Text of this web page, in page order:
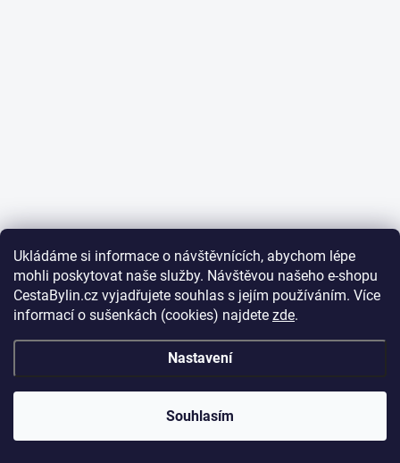
Ukládáme si informace o návštěvnících, abychom lépe
mohli poskytovat naše služby. Návštěvou našeho e-shopu
CestaBylin.cz vyjadřujete souhlas s jejím používáním. Více
informací o sušenkách (cookies) najdete zde.
Nastavení
Souhlasím